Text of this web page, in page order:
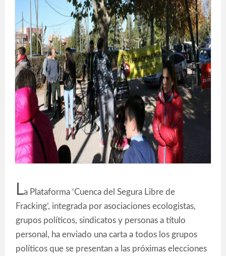
La Plataforma ‘Cuenca del Segura Libre de
Fracking’, integrada por asociaciones ecologistas,
grupos políticos, sindicatos y personas a título
personal, ha enviado una carta a todos los grupos
políticos que se presentan a las próximas elecciones